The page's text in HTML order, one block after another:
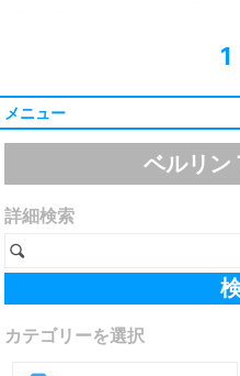
1
メニュー
ベルリン
詳細検索
カテゴリーを選択